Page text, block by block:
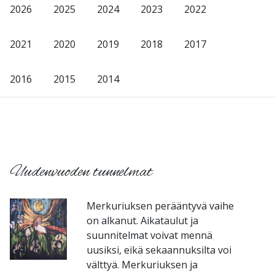
2026 2025 2024 2023 2022
2021 2020 2019 2018 2017
2016 2015 2014
Uudenvuoden tunnelmat
Merkuriuksen perääntyvä vaihe
on alkanut. Aikataulut ja
suunnitelmat voivat mennä
uusiksi, eikä sekaannuksilta voi
välttyä. Merkuriuksen ja